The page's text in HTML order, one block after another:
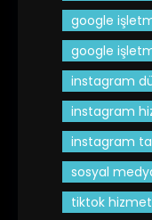
google
google
instagram
instagram
instagram
sosyal
tiktok